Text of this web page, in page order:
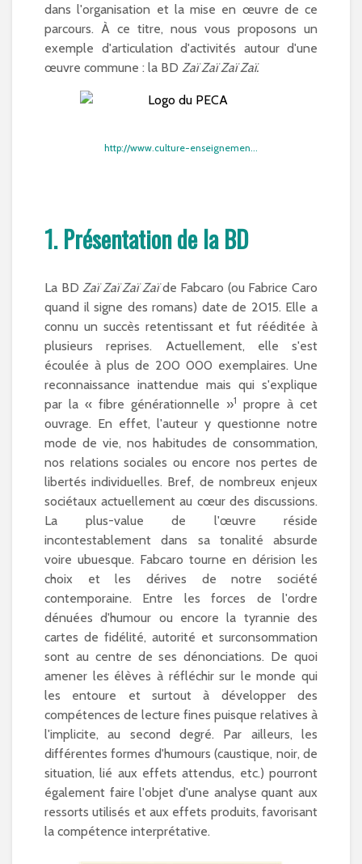
dans l'organisation et la mise en œuvre de ce
parcours. À ce titre, nous vous proposons un
exemple d'articulation d'activités autour d'une
œuvre commune : la BD Zaï Zaï Zaï Zaï.
http://www.culture-enseignemen...
1. Présentation de la BD
La BD Zaï Zaï Zaï Zaïde Fabcaro (ou Fabrice Caro
quand il signe des romans) date de 2015. Elle a
connu un succès retentissant et fut rééditée à
plusieurs reprises. Actuellement, elle s'est
écoulée à plus de 200 000 exemplaires. Une
reconnaissance inattendue mais qui s'explique
par la « fibre générationnelle »1 propre à cet
ouvrage. En effet, l'auteur y questionne notre
mode de vie, nos habitudes de consommation,
nos relations sociales ou encore nos pertes de
libertés individuelles. Bref, de nombreux enjeux
sociétaux actuellement au cœur des discussions.
La plus-value de l'œuvre réside
incontestablement dans sa tonalité absurde
voire ubuesque. Fabcaro tourne en dérision les
choix et les dérives de notre société
contemporaine. Entre les forces de l'ordre
dénuées d'humour ou encore la tyrannie des
cartes de fidélité, autorité et surconsommation
sont au centre de ses dénonciations. De quoi
amener les élèves à réfléchir sur le monde qui
les entoure et surtout à développer des
compétences de lecture fines puisque relatives à
l'implicite, au second degré. Par ailleurs, les
différentes formes d'humours (caustique, noir, de
situation, lié aux effets attendus, etc.) pourront
également faire l'objet d'une analyse quant aux
ressorts utilisés et aux effets produits, favorisant
la compétence interprétative.